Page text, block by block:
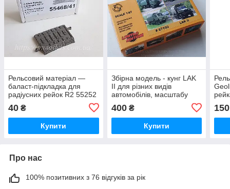
Рельсовий матеріал —
баласт-підкладка для
радіусних рейок R2 55252
track 55468/41
40 ₴
Купити
Збірна модель - кунг LAK
II для різних видів
автомобілів, масштабу
400₴
Купити
150
Про нас
100% позитивних з 76 відгуків за рік